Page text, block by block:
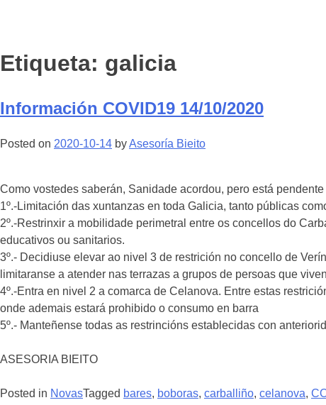
Etiqueta: galicia
Información COVID19 14/10/2020
Posted on 2020-10-14 byAsesoría Bieito
Como vostedes saberán, Sanidade acordou, pero está
1º.-Limitación das xuntanzas en toda Galicia, tanto públicas
2º.-Restrinxir a mobilidade perimetral entre os concellos do
educativos ou sanitarios.
3º.- Decidiuse elevar ao nivel 3 de restrición no concello de
limitaranse a atender nas terrazas a grupos de persoas que
4º.-Entra en nivel 2 a comarca de Celanova. Entre estas
onde ademais estará prohibido o consumo en barra
5º.- Manteñense todas as restrincións establecidas con
ASESORIA BIEITO
Posted in NovasTagged bares, boboras, carballiño, celanova,